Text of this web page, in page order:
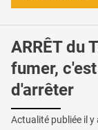
ARRÊT du
fumer,
d'arrêter
Actualité publiée il y